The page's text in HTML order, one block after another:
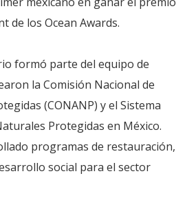
de los Ocean Awards.
formó parte del equipo de
la Comisión Nacional de
(CONANP) y el Sistema
Protegidas en México.
programas de restauración,
social para el sector